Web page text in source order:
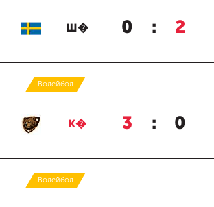
Ш� 0 : 2
Волейбол
К� 3 : 0
Волейбол